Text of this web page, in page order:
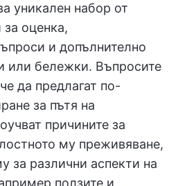
уникален набор от
оценка,
и допълнително
или бележки. Въпросите
да предлагат по-
за пътя на
причините за
му преживяване,
за различни аспекти на
ползите и